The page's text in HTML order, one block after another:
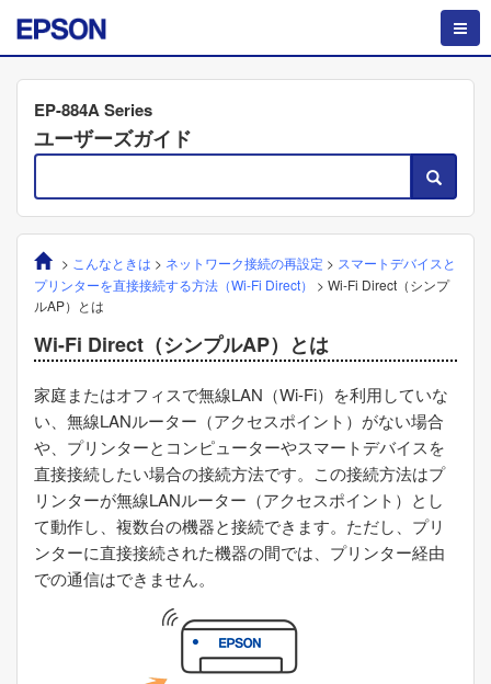
EP-884A Series
ユーザーズガイド
> こんなときは > ネットワーク接続の再設定 > スマートデバイスと
プリンターを直接接続する方法（Wi-Fi Direct） > Wi-Fi Direct （シンプ
ルAP）とは
Wi-Fi Direct （シンプルAP）とは
家庭またはオフィスで無線LAN（Wi-Fi）を利用していな
い、無線LANルーター（アクセスポイント）がない場合
や、プリンターとコンピューターやスマートデバイスを
直接接続したい場合の接続方法です。この接続方法はプ
リンターが無線LANルーター（アクセスポイント）とし
て動作し、複数台の機器と接続できます。ただし、プリ
ンターに直接接続された機器の間では、プリンター経由
での通信はできません。